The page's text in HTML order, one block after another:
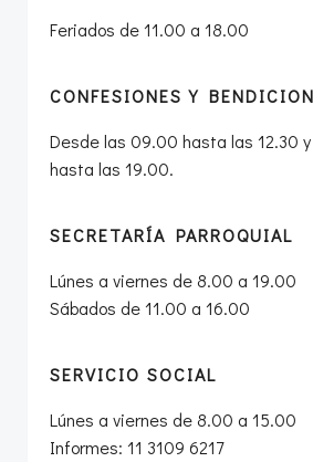
Feriados de 11.00 a 18.00
CONFESIONES Y
Desde las 09.00 hasta las 12.30
hasta las 19.00.
SECRETARÍA PARROQUIAL
Lúnes a viernes de 8.00 a 19.00
Sábados de 11.00 a 16.00
SERVICIO SOCIAL
Lúnes a viernes de 8.00 a 15.00
Informes: 11 3109 6217